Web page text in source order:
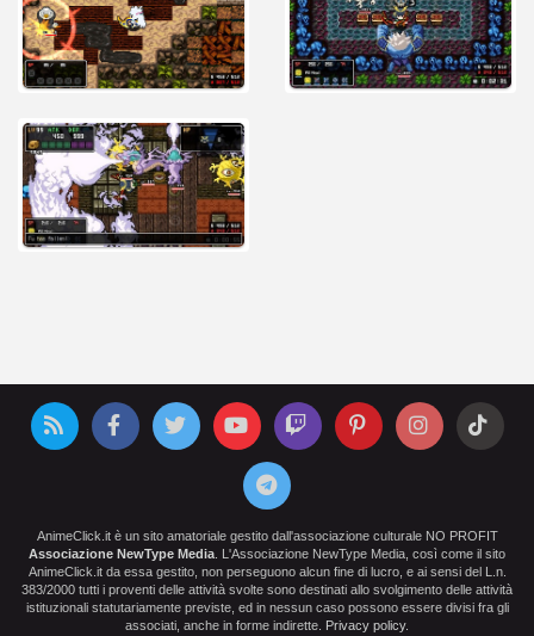
AnimeClick.it è un sito amatoriale gestito dall'associazione culturale NO PROFIT
Associazione NewType Media . L'Associazione NewType Media, così come il sito
AnimeClick.it da essa gestito, non perseguono alcun fine di lucro, e ai sensi del L.n.
383/2000 tutti i proventi delle attività svolte sono destinati allo svolgimento delle attività
istituzionali statutariamente previste, ed in nessun caso possono essere divisi fra gli
associati, anche in forme indirette. Privacy policy.